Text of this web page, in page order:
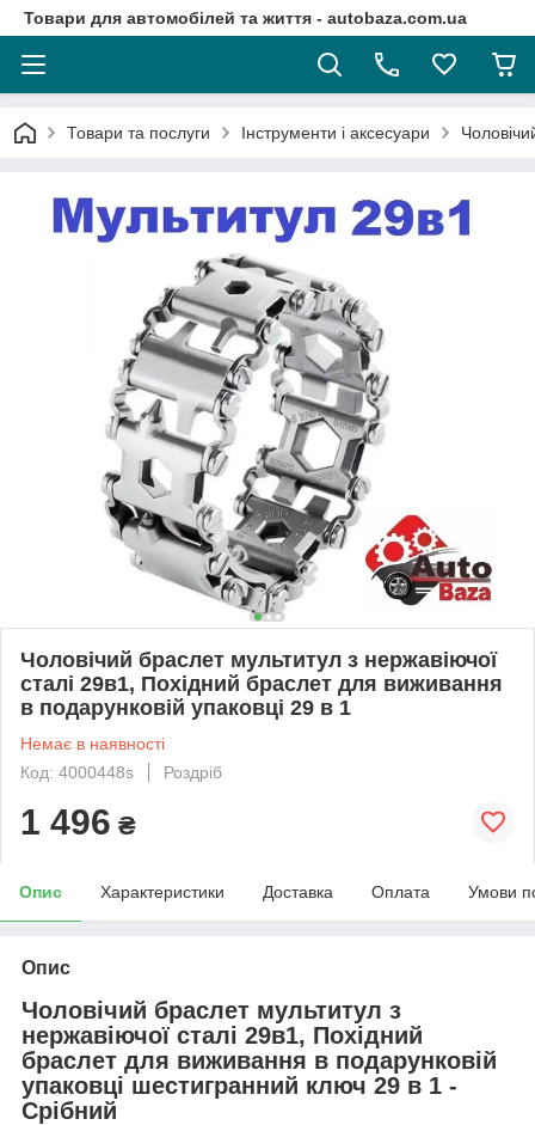
Товари для автомобілей та життя - autobaza.com.ua
Товари та послуги Інструменти і аксесуари
Чоловічий браслет мультитул з нержавіючої
сталі 29в1, Похідний браслет для виживання
в подарунковій упаковці 29 в 1
Немає в наявності
Код: 4000448s
Роздріб
1 496 ₴
Опис Характеристики Доставка Оплата Умови
Опис
Чоловічий браслет мультитул з
нержавіючої сталі 29в1, Похідний
браслет для виживання в подарунковій
упаковці шестигранний ключ 29 в 1 -
Срібний